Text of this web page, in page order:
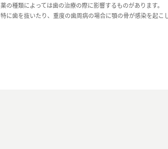
薬の種類によっては歯の治療の際に影響するものがあります。
特に歯を抜いたり、重度の歯周病の場合に顎の骨が感染を起こ